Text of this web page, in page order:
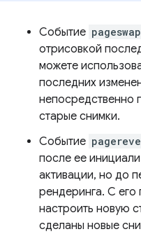
Событие pageswap
отрисовкой
можете
последних
непосредственно
старые снимки.
Событие
после ее
активации, но до
рендеринга. С
настроить новую
сделаны новые